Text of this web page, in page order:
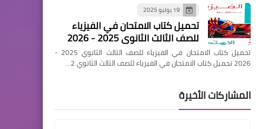
19 يوليو 2025
تحميل كتاب الامتحان في الفيزياء
للصف الثالث الثانوي 2025 - 2026
تحميل كتاب الامتحان في الفيزياء للصف الثالث الثانوي 2025 -
2026 تحميل كتاب الامتحان في الفيزياء للصف الثالث الثانوي 2…
المشاركات الأخيرة